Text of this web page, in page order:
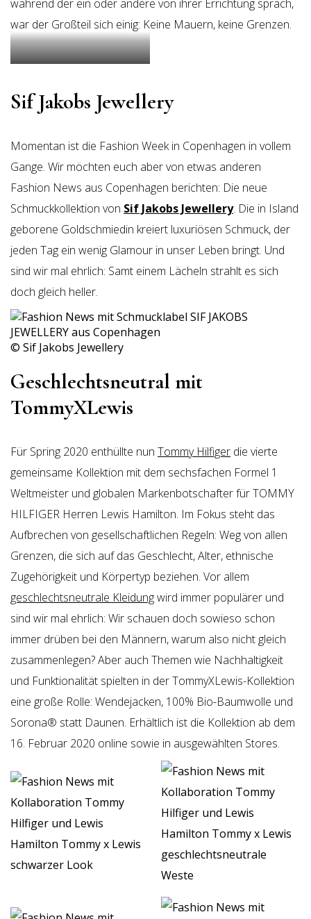
während der ein oder andere von ihrer Errichtung sprach,
war der Großteil sich einig: Keine Mauern, keine Grenzen.
© #DAMUR
Sif Jakobs Jewellery
Momentan ist die Fashion Week in Copenhagen in vollem
Gange. Wir möchten euch aber von etwas anderen
Fashion News aus Copenhagen berichten: Die neue
Schmuckkollektion von Sif Jakobs Jewellery. Die in Island
geborene Goldschmiedin kreiert luxuriösen Schmuck, der
jeden Tag ein wenig Glamour in unser Leben bringt. Und
sind wir mal ehrlich: Samt einem Lächeln strahlt es sich
doch gleich heller.
© Sif Jakobs Jewellery
Geschlechtsneutral mit
TommyXLewis
Für Spring 2020 enthüllte nun Tommy Hilfiger die vierte
gemeinsame Kollektion mit dem sechsfachen Formel 1
Weltmeister und globalen Markenbotschafter für TOMMY
HILFIGER Herren Lewis Hamilton. Im Fokus steht das
Aufbrechen von gesellschaftlichen Regeln: Weg von allen
Grenzen, die sich auf das Geschlecht, Alter, ethnische
Zugehörigkeit und Körpertyp beziehen. Vor allem
geschlechtsneutrale Kleidungwird immer populärer und
sind wir mal ehrlich: Wir schauen doch sowieso schon
immer drüben bei den Männern, warum also nicht gleich
zusammenlegen? Aber auch Themen wie Nachhaltigkeit
und Funktionalität spielten in der TommyXLewis-Kollektion
eine große Rolle: Wendejacken, 100% Bio-Baumwolle und
Sorona® statt Daunen. Erhältlich ist die Kollektion ab dem
16. Februar 2020 online sowie in ausgewählten Stores.